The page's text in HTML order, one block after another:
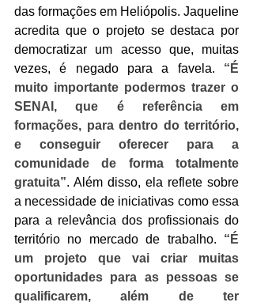
das formações em Heliópolis. Jaqueline
acredita que o projeto se destaca por
democratizar um acesso que, muitas
vezes, é negado para a favela. “É
muito importante podermos trazer o
SENAI, que é referência em
formações, para dentro do território,
e conseguir oferecer para a
comunidade de forma totalmente
gratuita”. Além disso, ela reflete sobre
a necessidade de iniciativas como essa
para a relevância dos profissionais do
território no mercado de trabalho. “É
um projeto que vai criar muitas
oportunidades para as pessoas se
qualificarem, além de ter